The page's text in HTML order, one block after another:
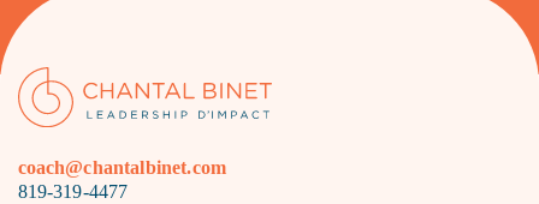
coach@chantalbinet.com
819-319-4477